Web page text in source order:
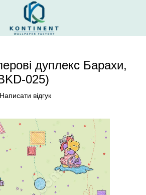
дуплекс Барахи,
025)
Написати відгук